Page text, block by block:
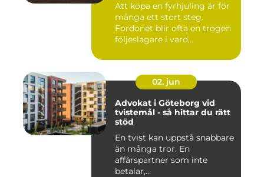
Att köpa en fyrhjuling är för
många ett stort steg.
Fordonet blir ofta en trogen
följeslagare i vard...
02. jun
Advokat i Göteborg vid
tvistemål - så hittar du rätt
stöd
En tvist kan uppstå snabbare
än många tror. En
affärspartner som inte
betalar,...